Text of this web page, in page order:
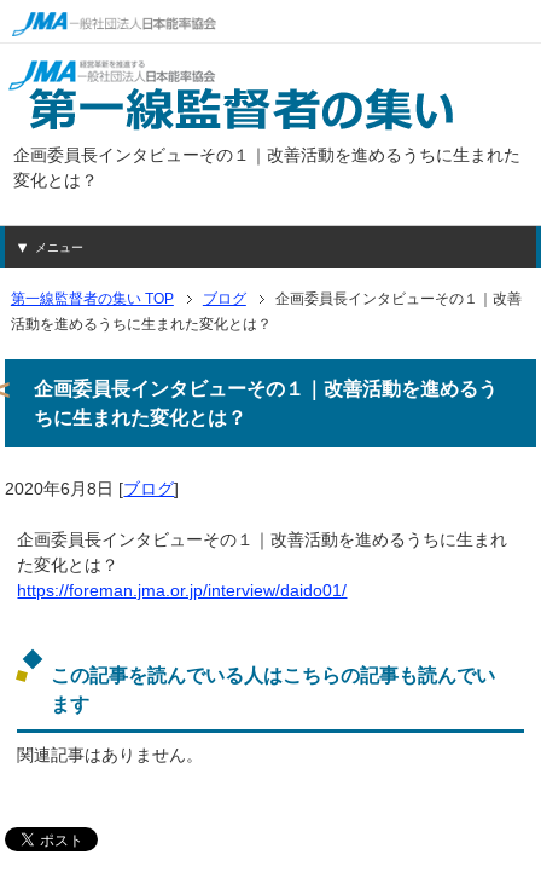
企画委員長インタビューその１｜改善活動を進めるうちに生まれた
変化とは？
メニュー
第一線監督者の集い TOP ブログ
企画委員長インタビューその１｜改善
活動を進めるうちに生まれた変化とは？
企画委員長インタビューその１｜改善活動を進めるう
ちに生まれた変化とは？
2020年6月8日 [ブログ]
企画委員長インタビューその１｜改善活動を進めるうちに生まれ
た変化とは？
https://foreman.jma.or.jp/interview/daido01/
この記事を読んでいる人はこちらの記事も読んでい
ます
関連記事はありません。